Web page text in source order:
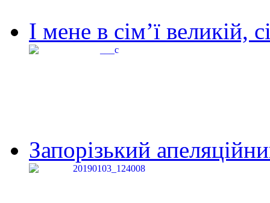
І мене в сім’ї великій,
Запорізький